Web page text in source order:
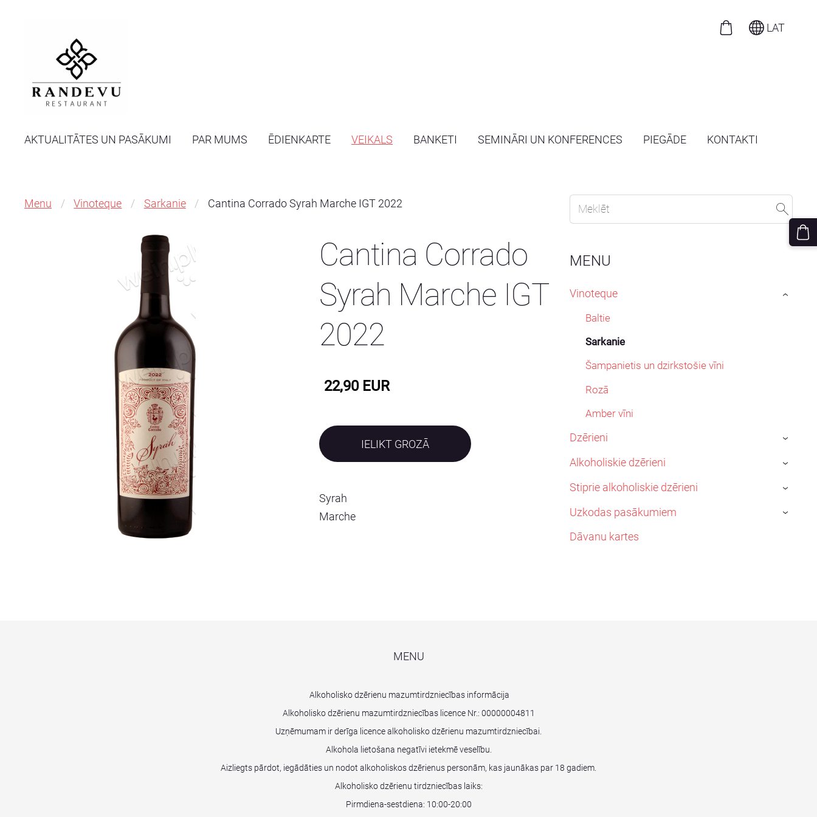
AKTUALITĀTES UN PASĀKUMI PAR MUMS ĒDIENKARTE VEIKALS BANKETI SEMINĀRI UN KONFERENCES PIEGĀDE KONTAKTI
LAT
MENU
Vinoteque
Baltie
Sarkanie
Šampanietis un dzirkstošie vīni
Rozā
Amber vīni
›
Dzērieni ›
Alkoholiskie dzērieni ›
Stiprie alkoholiskie dzērieni ›
Uzkodas pasākumiem ›
Dāvanu kartes
Menu Vinoteque Sarkanie Cantina Corrado Syrah Marche IGT 2022
Cantina Corrado
Syrah Marche IGT
2022
22,90 EUR
IELIKT GROZĀ
Syrah
Marche
MENU
Alkoholisko dzērienu mazumtirdzniecības informācija
Alkoholisko dzērienu mazumtirdzniecības licence Nr.: 00000004811
Uzņēmumam ir derīga licence alkoholisko dzērienu mazumtirdzniecībai.
Alkohola lietošana negatīvi ietekmē veselību.
Aizliegts pārdot, iegādāties un nodot alkoholiskos dzērienus personām, kas jaunākas par 18 gadiem.
Alkoholisko dzērienu tirdzniecības laiks:
Pirmdiena-sestdiena: 10:00-20:00